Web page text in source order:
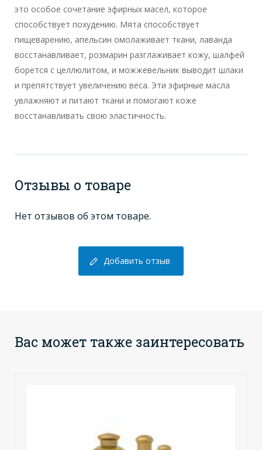
это особое сочетание эфирных масел, которое
способствует похудению. Мята способствует
пищеварению, апельсин омолаживает ткани, лаванда
восстанавливает, розмарин разглаживает кожу, шалфей
борется с целлюлитом, и можжевельник выводит шлаки
и препятствует увеличению веса. Эти эфирные масла
увлажняют и питают ткани и помогают коже
восстанавливать свою эластичность.
Отзывы о товаре
Нет отзывов об этом товаре.
Добавить отзыв
Вас может также заинтересовать